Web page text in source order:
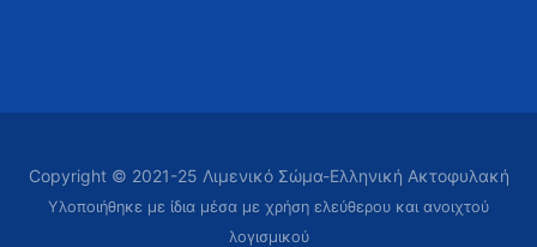
Copyright © 2021-25 Λιμενικό Σώμα-Ελληνική Ακτοφυλακή
Υλοποιήθηκε με ίδια μέσα με χρήση ελεύθερου και ανοιχτού
λογισμικού